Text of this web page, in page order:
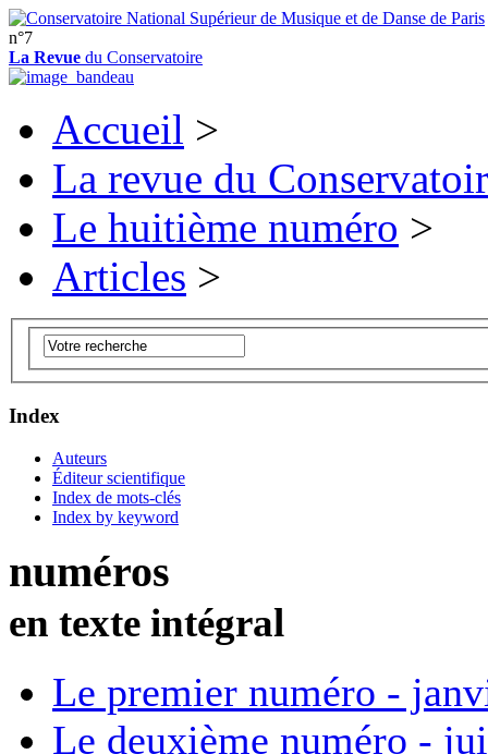
n°7
La Revue du Conservatoire
Accueil >
La revue du
Le huitième numéro >
Articles >
Index
Auteurs
Éditeur scientifique
Index de mots-clés
Index by keyword
numéros
en texte intégral
Le premier numéro -
Le deuxième numéro -